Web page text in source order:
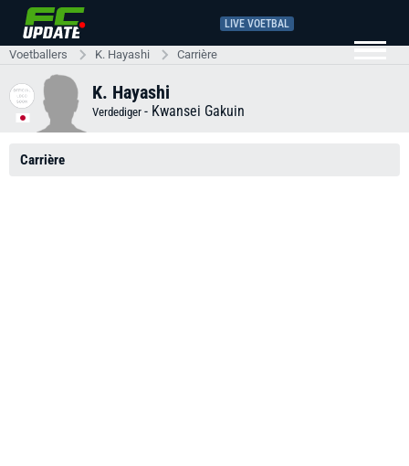
LIVE VOETBAL
Voetballers K. Hayashi Carrière
K. Hayashi
Verdediger - Kwansei Gakuin
Carrière